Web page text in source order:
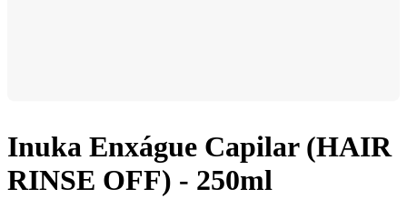
Inuka Enxágue Capilar (HAIR
RINSE OFF) - 250ml